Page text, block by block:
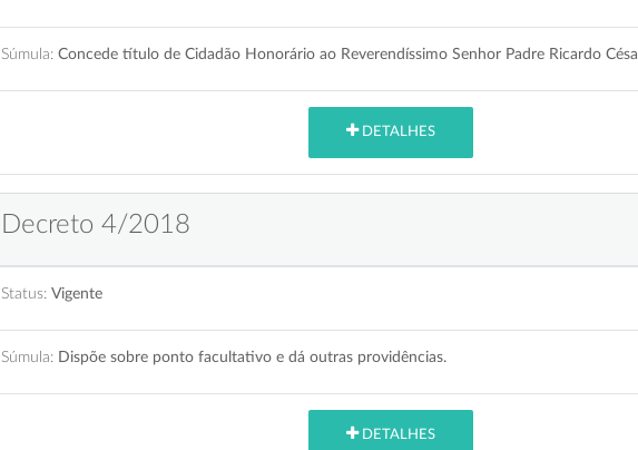
Súmula: Concede título de Cidadão Honorário ao Reverendíssimo Senhor Padre Ricardo
DETALHES
Decreto 4/2018
Status: Vigente
Súmula: Dispõe sobre ponto facultativo e dá outras providências.
DETALHES